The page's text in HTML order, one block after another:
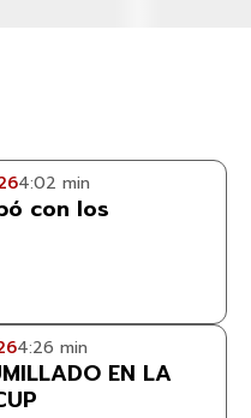
4:02 min
con los
4:26 min
EN LA